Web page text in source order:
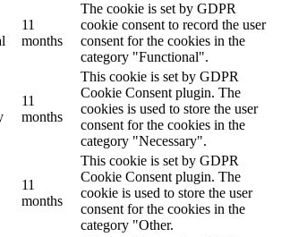
11
months
The cookie is set by GDPR
cookie consent to record the user
consent for the cookies in the
category "Functional".
11
months
This cookie is set by GDPR
Cookie Consent plugin. The
cookies is used to store the user
consent for the cookies in the
category "Necessary".
11
months
This cookie is set by GDPR
Cookie Consent plugin. The
cookie is used to store the user
consent for the cookies in the
category "Other.